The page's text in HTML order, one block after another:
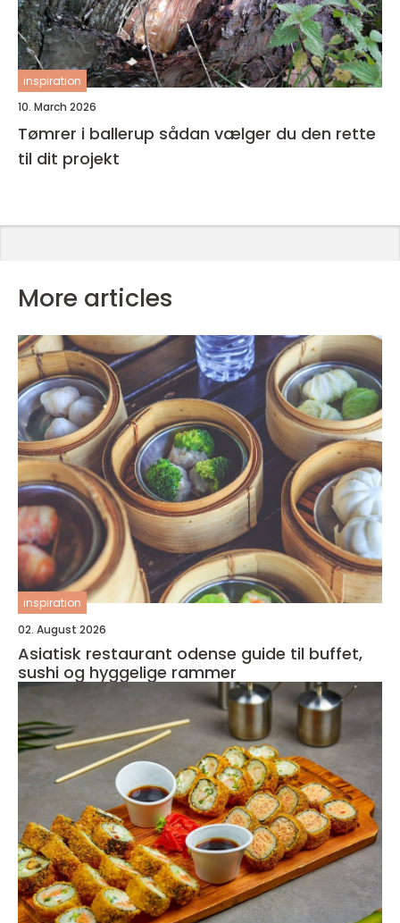
inspiration
10. March 2026
Tømrer i ballerup sådan vælger du den rette
til dit projekt
More articles
inspiration
02. August 2026
Asiatisk restaurant odense guide til buffet,
sushi og hyggelige rammer